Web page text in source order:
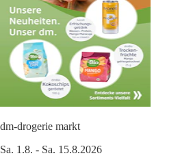
dm-drogerie markt
Sa. 1.8. - Sa. 15.8.2026